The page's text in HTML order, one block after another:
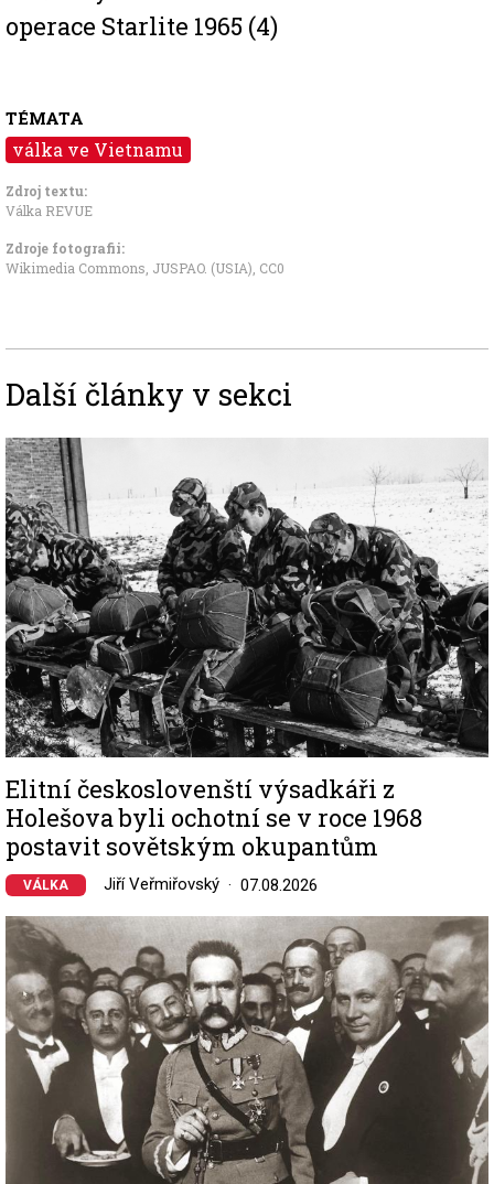
operace Starlite 1965 (4)
TÉMATA
válka ve Vietnamu
Zdroj textu:
Válka REVUE
Zdroje fotografii:
Wikimedia Commons, JUSPAO. (USIA) CC0
Další články v sekci
Image
Elitní českoslovenští výsadkáři z
Holešova byli ochotní se v roce 1968
postavit sovětským okupantům
VÁLKA Jiří Veřmiřovský 07.08.2026
Image